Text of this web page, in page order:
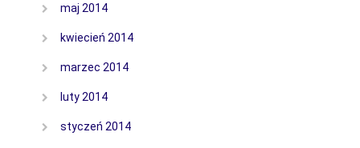
maj 2014
kwiecień 2014
marzec 2014
luty 2014
styczeń 2014